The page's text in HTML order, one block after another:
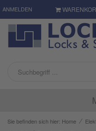
ANMELDEN
Sie befinden sich hier: Home ⁄